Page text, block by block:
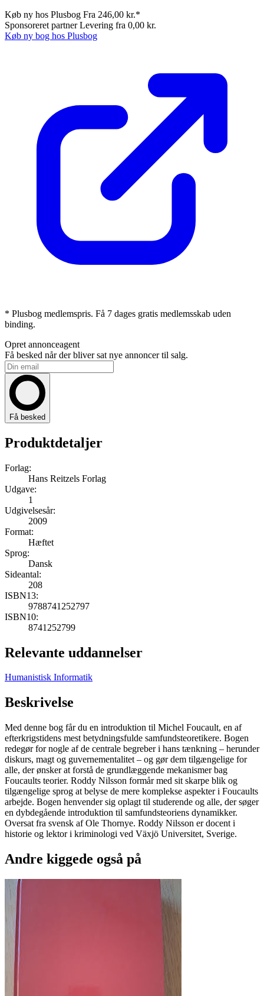
Køb ny hos Plusbog Fra 246,00 kr.*
Sponsoreret partnerLevering fra 0,00 kr.
Køb ny bog hos Plusbog
* Plusbog medlemspris. Få 7 dages gratis medlemsskab uden
binding.
Opret annonceagent
Få besked når der bliver sat nye annoncer til salg.
Få besked
Produktdetaljer
Forlag:
Hans Reitzels Forlag
Udgave:
1
Udgivelsesår:
2009
Format:
Hæftet
Sprog:
Dansk
Sideantal:
208
ISBN13:
9788741252797
ISBN10:
8741252799
Relevante uddannelser
Humanistisk Informatik
Beskrivelse
Med denne bog får du en introduktion til Michel Foucault, en af
efterkrigstidens mest betydningsfulde samfundsteoretikere. Bogen
redegør for nogle af de centrale begreber i hans tænkning – herunder
diskurs, magt og guvernementalitet – og gør dem tilgængelige for
alle, der ønsker at forstå de grundlæggende mekanismer bag
Foucaults teorier. Roddy Nilsson formår med sit skarpe blik og
tilgængelige sprog at belyse de mere komplekse aspekter i Foucaults
arbejde. Bogen henvender sig oplagt til studerende og alle, der søger
en dybdegående introduktion til samfundsteoriens dynamikker.
Oversat fra svensk af Ole Thornye. Roddy Nilsson er docent i
historie og lektor i kriminologi ved Växjö Universitet, Sverige.
Andre kiggede også på